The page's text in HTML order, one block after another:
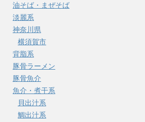
油そば・まぜそば
淡麗系
神奈川県
横須賀市
背脂系
豚骨ラーメン
豚骨魚介
魚介・煮干系
貝出汁系
鯛出汁系